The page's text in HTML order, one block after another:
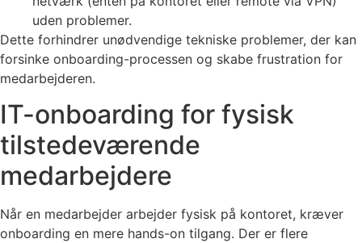
uden problemer.
Dette forhindrer unødvendige tekniske problemer, der kan
forsinke onboarding-processen og skabe frustration for
medarbejderen.
IT-onboarding for fysisk
tilstedeværende
medarbejdere
Når en medarbejder arbejder fysisk på kontoret, kræver
onboarding en mere hands-on tilgang. Der er flere